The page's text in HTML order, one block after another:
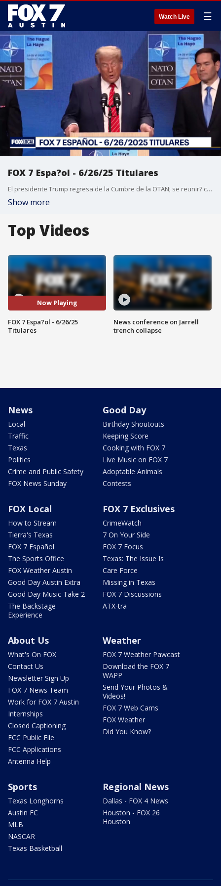
Watch Live ☰
FOX 7 Espa?ol - 6/26/25 Titulares
El presidente Trump regresa de la Cumbre de la OTAN; se reunir? con funcionarios iran?es la pr?xima semana. El influencer de redes sociales "Liver King" Brian Johnson fue arrestado en Austin tras amenazar al comediante Joe Rogan. YouTube aumenta la edad m?nima para que los adolescentes transmitan en vivo sin la supervisi?n de un adulto. La aplicaci?n de citas Bumble despide al 30% de su personal. C?mo protegerse de mosquitos e insectos ante el aumento de la humedad y las temperaturas veraniegas. Actualizaci?n sobre la liberaci?n de Abrego Garc?a antes de su juicio. Video: Un hombre, huyendo de la polic?a, salta desde el segundo piso del centro comercial Galleria.
Show more
Top Videos
Now Playing
FOX 7 Espa?ol - 6/26/25
Titulares
News conference on Jarrell
trench collapse
News
Local
Traffic
Texas
Politics
Crime and Public Safety
FOX News Sunday
Good Day
Birthday Shoutouts
Keeping Score
Cooking with FOX 7
Live Music on FOX 7
Adoptable Animals
Contests
FOX Local
How to Stream
Tierra's Texas
FOX 7 Español
The Sports Office
FOX Weather Austin
Good Day Austin Extra
Good Day Music Take 2
The Backstage
Experience
FOX 7 Exclusives
CrimeWatch
7 On Your Side
FOX 7 Focus
Texas: The Issue Is
Care Force
Missing in Texas
FOX 7 Discussions
ATX-tra
About Us
What's On FOX
Contact Us
Newsletter Sign Up
FOX 7 News Team
Work for FOX 7 Austin
Internships
Closed Captioning
FCC Public File
FCC Applications
Antenna Help
Weather
FOX 7 Weather Pawcast
Download the FOX 7
WAPP
Send Your Photos &
Videos!
FOX 7 Web Cams
FOX Weather
Did You Know?
Sports
Texas Longhorns
Austin FC
MLB
NASCAR
Texas Basketball
Regional News
Dallas - FOX 4 News
Houston - FOX 26
Houston